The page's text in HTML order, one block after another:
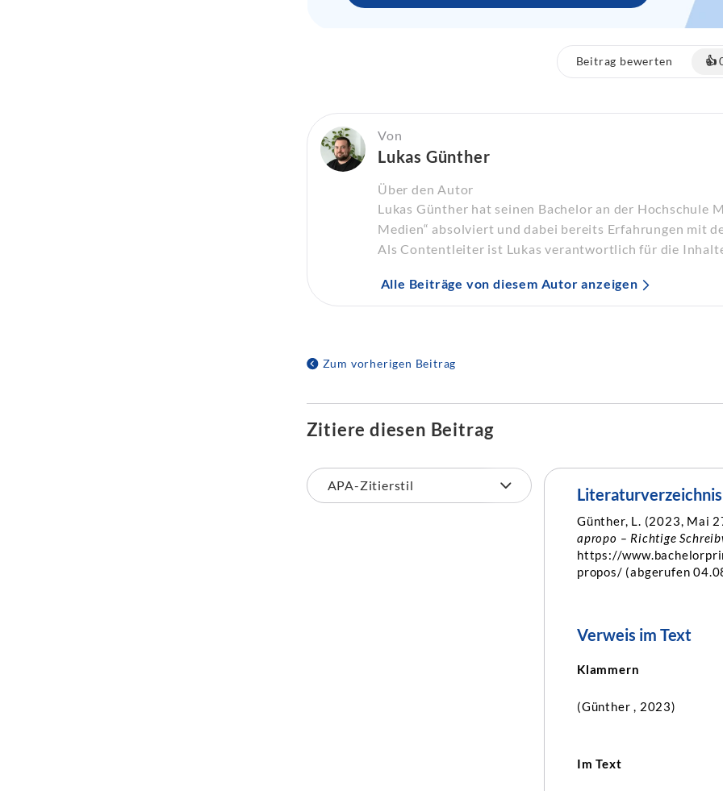
Beitrag bewerten 👍
Von
Lukas Günther
Über den Autor
Lukas Günther hat seinen Bachelor an der Hochschule
Medien“ absolviert und dabei bereits Erfahrungen mit
Als Contentleiter ist Lukas verantwortlich für die
Alle Beiträge von diesem Autor anzeigen
Zum vorherigen Beitrag
Zitiere diesen Beitrag
Literaturverzeichnis
Günther, L. (2023, Mai
apropo – Richtige
https://
propos/ (abgerufen
Verweis im Text
Klammern
(Günther , 2023)
Im Text